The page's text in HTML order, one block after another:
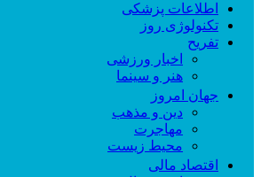
اطلاعات پزشکی
تکنولوژی روز
تفریح
اخبار ورزشی
هنر و سینما
جهان امروز
دین و مذهب
مهاجرت
محیط زیست
اقتصاد مالی